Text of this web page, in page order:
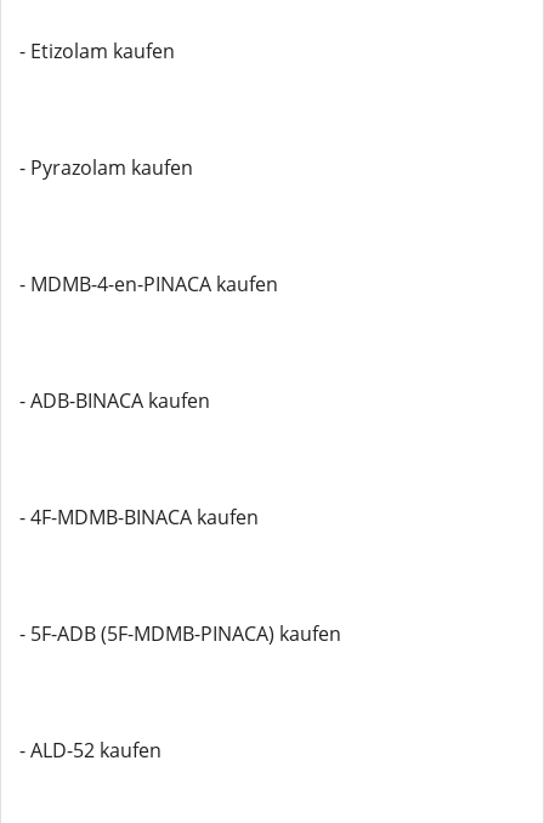
- Etizolam kaufen
- Pyrazolam kaufen
- MDMB-4-en-PINACA kaufen
- ADB-BINACA kaufen
- 4F-MDMB-BINACA kaufen
- 5F-ADB (5F-MDMB-PINACA) kaufen
- ALD-52 kaufen